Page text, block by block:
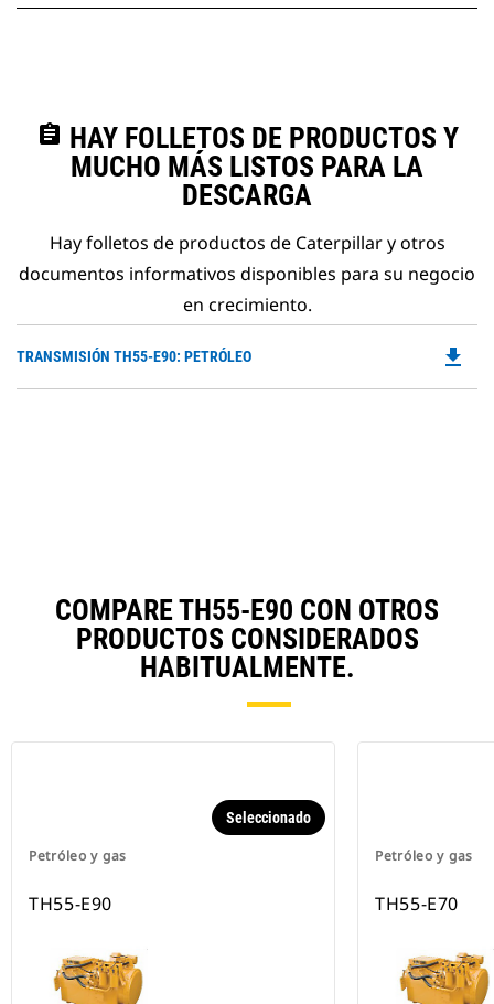
assignment HAY FOLLETOS DE PRODUCTOS Y
MUCHO MÁS LISTOS PARA LA
DESCARGA
Hay folletos de productos de Caterpillar y otros
documentos informativos disponibles para su negocio
en crecimiento.
TRANSMISIÓN TH55-E90: PETRÓLEO file_download
COMPARE TH55-E90 CON OTROS
PRODUCTOS CONSIDERADOS
HABITUALMENTE.
Petróleo y gas
Seleccionado
TH55-E90
Petróleo y gas
TH55-E70